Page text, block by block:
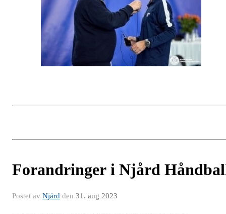
Forandringer i Njård
Postet av Njård den 31. aug 2023